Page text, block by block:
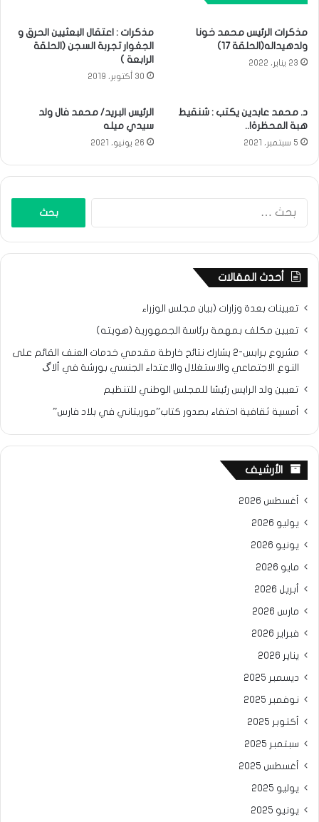
مذكرات الرئيس محمد خونا
ولدهيداله(الحلقة 17)
23 يناير، 2022
مذكرات : اعتقال البعثيين الحرق و
الجغوار تجربة السجن (الحلقة
الرابعة )
30 أكتوبر، 2019
د. محمد عابدين يكتب : شنقيط
هبة المحظرة!..
5 سبتمبر، 2021
الرئيس البريد/ محمد فال ولد
سيدي ميله
26 يونيو، 2021
أحدث المقالات
تعيينات بعدة وزارات (بيان مجلس الوزراء
تعيين مكلف بمهمة برئاسة الجمهورية (هويته)
مشروع برابس-2 يشارك نتائح خارطة مقدمي خدمات العنف القائم على
النوع الاجتماعي والاستغلال والاعتداء الجنسي بورشة في ألاگ
تعيين ولد الرايس رئيسًا للمجلس الوطني للتنظيم
أمسية ثقافية احتفاء بصدور كتاب”موريتاني في بلاد فارس”
الأرشيف
أغسطس 2026
يوليو 2026
يونيو 2026
مايو 2026
أبريل 2026
مارس 2026
فبراير 2026
يناير 2026
ديسمبر 2025
نوفمبر 2025
أكتوبر 2025
سبتمبر 2025
أغسطس 2025
يوليو 2025
يونيو 2025